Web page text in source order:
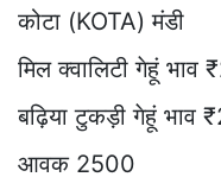
कोटा (KOTA) मंडी
मिल क्वालिटी गेहूं
बढ़िया टुकड़ी गेहूं भाव
आवक 2500